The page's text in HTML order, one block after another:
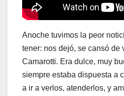
Anoche tuvimos la peor
tener: nos dejó, se cansó de
Camarotti. Era dulce, muy
siempre estaba dispuesta a
a ir a verlos, atenderlos, y